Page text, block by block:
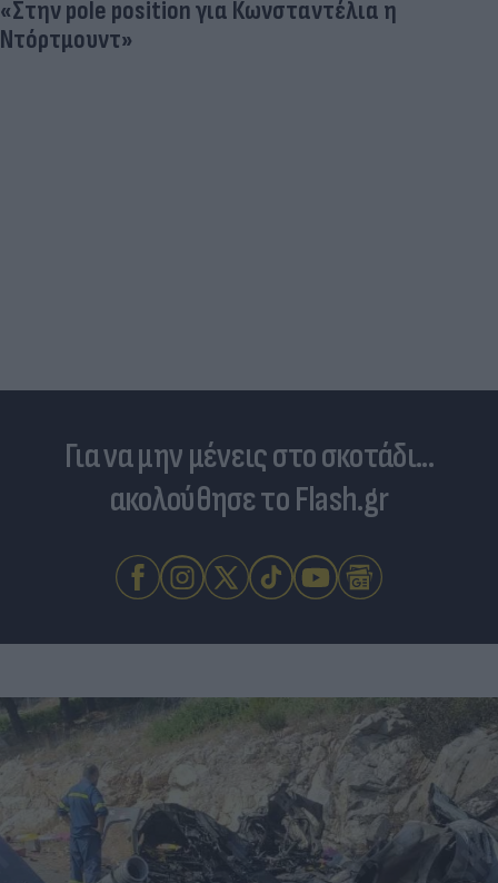
Πρωτοφανές σκάνδαλο - Aθλήτριες
Για να μην μένεις στο σκοτάδι...
ακολούθησε το Flash.gr